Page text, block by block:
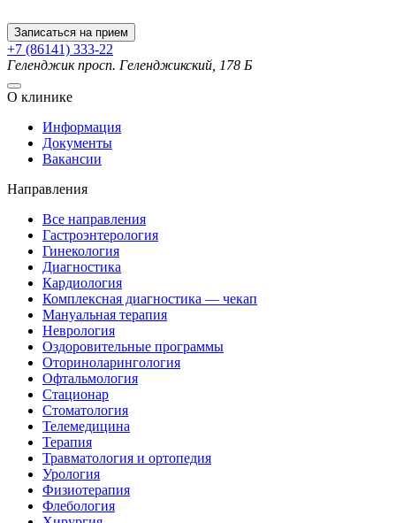
Записаться на прием
+7 (86141) 333-22
Геленджикпросп. Геленджикский, 178 Б
О клинике
Информация
Документы
Вакансии
Направления
Все направления
Гастроэнтерология
Гинекология
Диагностика
Кардиология
Комплексная диагностика — чекап
Мануальная терапия
Неврология
Оздоровительные программы
Оториноларингология
Офтальмология
Стационар
Стоматология
Телемедицина
Терапия
Травматология и ортопедия
Урология
Физиотерапия
Флебология